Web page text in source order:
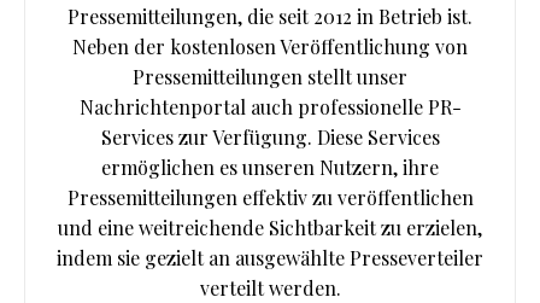
Pressemitteilungen, die seit 2012 in Betrieb ist.
Neben der kostenlosen Veröffentlichung von
Pressemitteilungen stellt unser
Nachrichtenportal auch professionelle PR-
Services zur Verfügung. Diese Services
ermöglichen es unseren Nutzern, ihre
Pressemitteilungen effektiv zu veröffentlichen
und eine weitreichende Sichtbarkeit zu erzielen,
indem sie gezielt an ausgewählte Presseverteiler
verteilt werden.